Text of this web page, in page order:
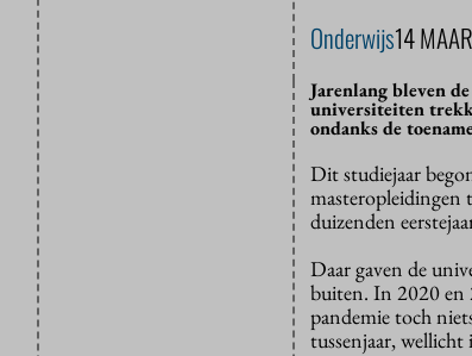
Onderwijs14
Jarenlang bleven
universiteiten
ondanks de
Dit studiejaar
masteropleidingen
duizenden
Daar gaven de
buiten. In 2020 en
pandemie toch
tussenjaar, wellicht